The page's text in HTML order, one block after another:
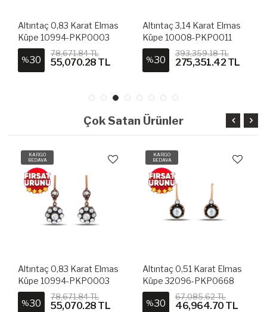
Altıntaç 0,83 Karat Elmas
Küpe 10994-PKP0003
%30
78,671.84 TL
55,070.28 TL
Altıntaç 3,14 Karat Elmas
Küpe 10008-PKP0011
%30
393,359.18 TL
275,351.42 TL
Çok Satan Ürünler
KARGO
BEDAVA
Altıntaç 0,83 Karat Elmas
Küpe 10994-PKP0003
%30
78,671.84 TL
55,070.28 TL
KARGO
BEDAVA
Altıntaç 0,51 Karat Elmas
Küpe 32096-PKP0668
%30
67,085.62 TL
46,964.70 TL